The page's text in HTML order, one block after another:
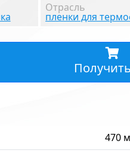
Отрасль
пленки для
470